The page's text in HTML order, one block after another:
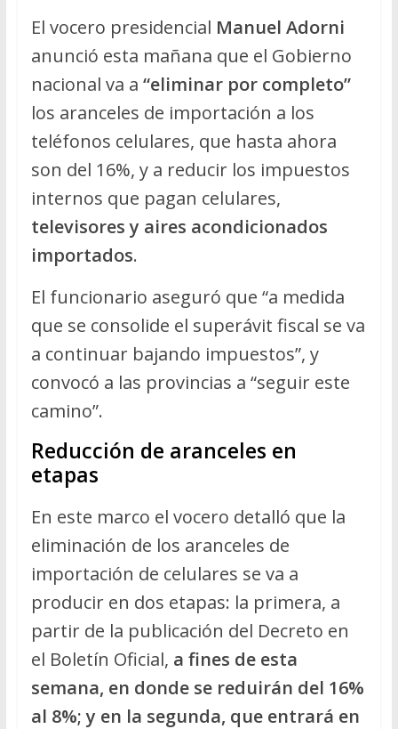
El vocero presidencial Manuel Adorni
anunció esta mañana que el Gobierno
nacional va a “eliminar por completo”
los aranceles de importación a los
teléfonos celulares, que hasta ahora
son del 16%, y a reducir los impuestos
internos que pagan celulares,
televisores y aires acondicionados
importados.
El funcionario aseguró que “a medida
que se consolide el superávit fiscal se va
a continuar bajando impuestos”, y
convocó a las provincias a “seguir este
camino”.
Reducción de aranceles en
etapas
En este marco el vocero detalló que la
eliminación de los aranceles de
importación de celulares se va a
producir en dos etapas: la primera, a
partir de la publicación del Decreto en
el Boletín Oficial, a fines de esta
semana, en donde se reduirán del 16%
al 8%; y en la segunda, que entrará en